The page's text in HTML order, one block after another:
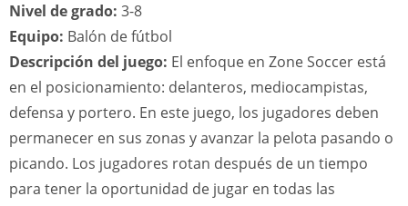
Nivel de grado: 3-8
Equipo: Balón de fútbol
Descripción del juego: El enfoque en Zone Soccer está
en el posicionamiento: delanteros, mediocampistas,
defensa y portero. En este juego, los jugadores deben
permanecer en sus zonas y avanzar la pelota pasando o
picando. Los jugadores rotan después de un tiempo
para tener la oportunidad de jugar en todas las